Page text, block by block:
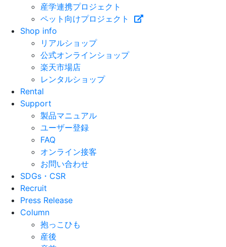
産学連携プロジェクト
ペット向けプロジェクト
Shop info
リアルショップ
公式オンラインショップ
楽天市場店
レンタルショップ
Rental
Support
製品マニュアル
ユーザー登録
FAQ
オンライン接客
お問い合わせ
SDGs・CSR
Recruit
Press Release
Column
抱っこひも
産後